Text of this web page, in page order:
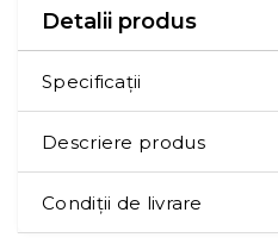
Detalii produs
Specificații
Descriere produs
Condiții de livrare